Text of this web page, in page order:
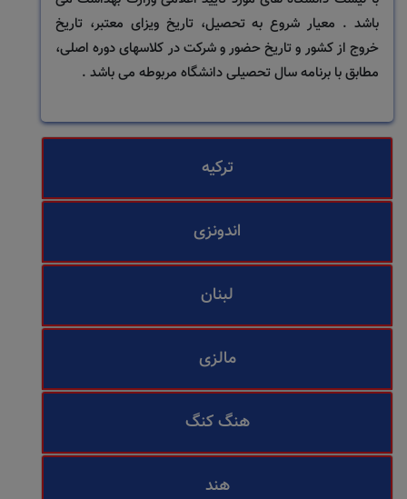
باشد . معیار شروع به تحصیل، تاریخ ویزای معتبر، تاریخ
خروج از کشور و تاریخ حضور و شرکت در کلاسهای دوره اصلی،
مطابق با برنامه سال تحصیلی دانشگاه مربوطه می باشد .
ترکیه
اندونزی
لبنان
مالزی
هنگ کنگ
هند